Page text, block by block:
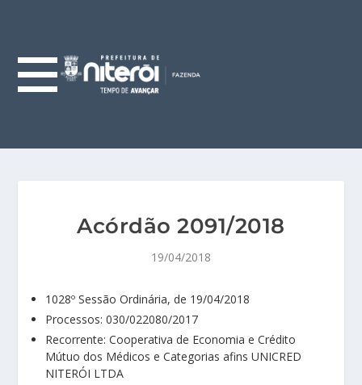
Acórdão 2091/2018
19/04/2018
1028º Sessão Ordinária, de 19/04/2018
Processos: 030/022080/2017
Recorrente: Cooperativa de Economia e Crédito
Mútuo dos Médicos e Categorias afins UNICRED
NITERÓI LTDA